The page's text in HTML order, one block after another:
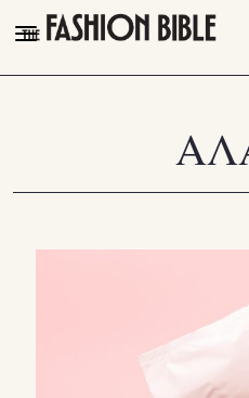
THE FASHION
PLEASURES